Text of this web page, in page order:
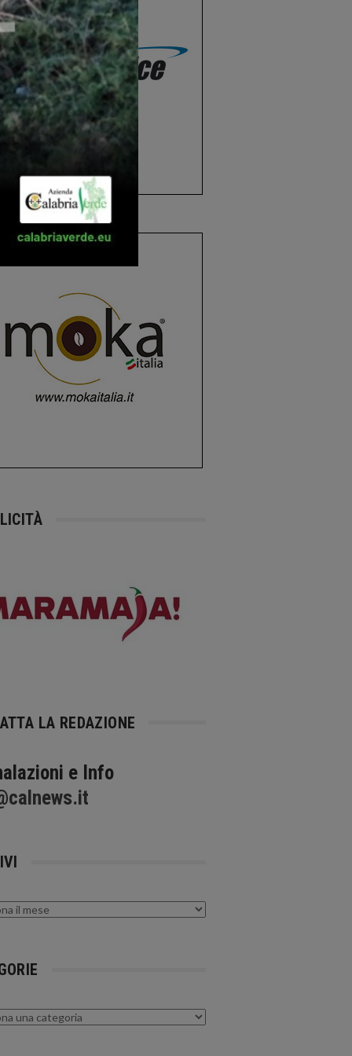
LA REDAZIONE
e Info